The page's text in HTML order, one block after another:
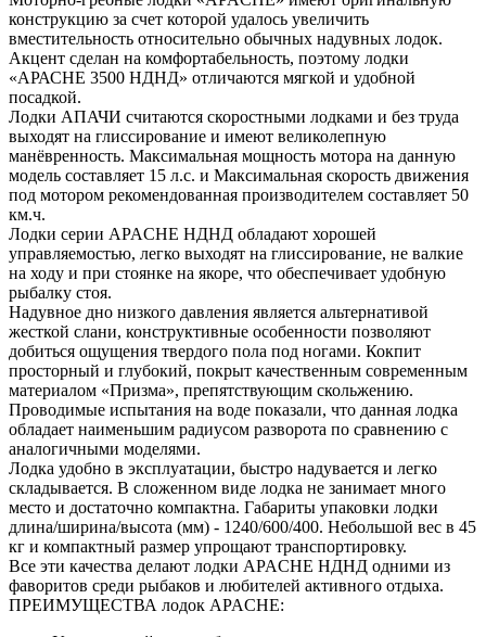
конструкцию за счет которой удалось увеличить
вместительность относительно обычных надувных лодок.
Акцент сделан на комфортабельность, поэтому лодки
«АРАСНЕ 3500 НДНД» отличаются мягкой и удобной
посадкой.
Лодки АПАЧИ считаются скоростными лодками и без труда
выходят на глиссирование и имеют великолепную
манёвренность. Максимальная мощность мотора на данную
модель составляет 15 л.с. и Максимальная скорость движения
под мотором рекомендованная производителем составляет 50
км.ч.
Лодки серии APACHE НДНД обладают хорошей
управляемостью, легко выходят на глиссирование, не валкие
на ходу и при стоянке на якоре, что обеспечивает удобную
рыбалку стоя.
Надувное дно низкого давления является альтернативой
жесткой слани, конструктивные особенности позволяют
добиться ощущения твердого пола под ногами. Кокпит
просторный и глубокий, покрыт качественным современным
материалом «Призма», препятствующим скольжению.
Проводимые испытания на воде показали, что данная лодка
обладает наименьшим радиусом разворота по сравнению с
аналогичными моделями.
Лодка удобно в эксплуатации, быстро надувается и легко
складывается. В сложенном виде лодка не занимает много
место и достаточно компактна. Габариты упаковки лодки
длина/ширина/высота (мм) - 1240/600/400. Небольшой вес в 45
кг и компактный размер упрощают транспортировку.
Все эти качества делают лодки APACHE НДНД одними из
фаворитов среди рыбаков и любителей активного отдыха.
ПРЕИМУЩЕСТВА лодок APACHE: